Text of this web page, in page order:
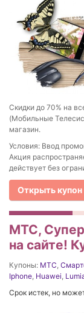
Скидки до 70% на
(Мобильные
магазин.
Условия: Ввод
Акция
действует без
Открыть купон
МТС,
на сайте!
Купоны: МТС,
Iphone, Huawei,
Срок истек, но